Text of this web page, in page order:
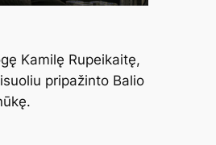
Kamilę Rupeikaitę,
pripažinto Balio